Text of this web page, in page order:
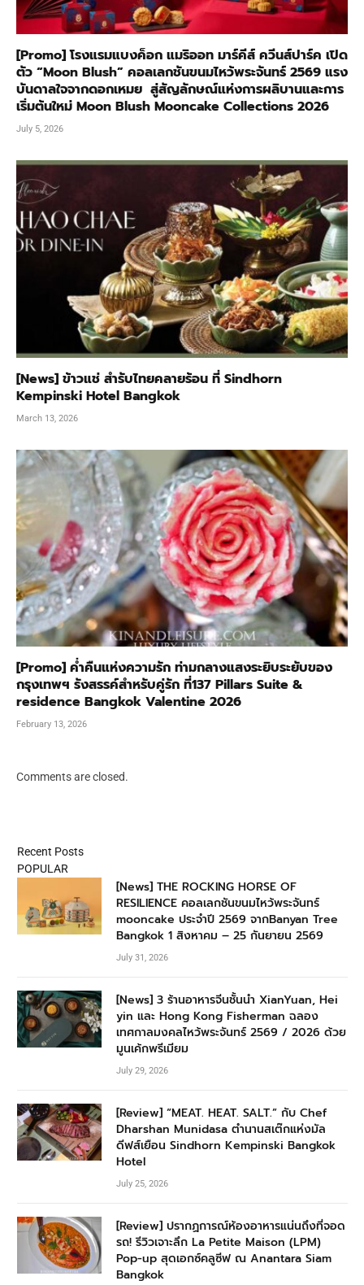
[Promo] โรงแรมแบงค็อก แมริออท มาร์คีส์ ควีนส์ปาร์ค เปิด
ตัว “Moon Blush” คอลเลกชันขนมไหว้พระจันทร์ 2569 แรง
บันดาลใจจากดอกเหมย สู่สัญลักษณ์แห่งการผลิบานและการ
เริ่มต้นใหม่ Moon Blush Mooncake Collections 2026
July 5, 2026
[News] ข้าวแช่ สำรับไทยคลายร้อน ที่ Sindhorn
Kempinski Hotel Bangkok
March 13, 2026
[Promo] ค่ำคืนแห่งความรัก ท่ามกลางแสงระยิบระยับของ
กรุงเทพฯ รังสรรค์สำหรับคู่รัก ที่137 Pillars Suite &
residence Bangkok Valentine 2026
February 13, 2026
Comments are closed.
Recent Posts
POPULAR
[News] THE ROCKING HORSE OF
RESILIENCE คอลเลกชันขนมไหว้พระจันทร์
mooncake ประจำปี 2569 จากBanyan Tree
Bangkok 1 สิงหาคม – 25 กันยายน 2569
July 31, 2026
[News] 3 ร้านอาหารจีนชั้นนำ XianYuan, Hei
yin และ Hong Kong Fisherman ฉลอง
เทศกาลมงคลไหว้พระจันทร์ 2569 / 2026 ด้วย
มูนเค้กพรีเมียม
July 29, 2026
[Review] “MEAT. HEAT. SALT.” กับ Chef
Dharshan Munidasa ตำนานสเต๊กแห่งมัล
ดีฟส์เยือน Sindhorn Kempinski Bangkok
Hotel
July 25, 2026
[Review] ปรากฏการณ์ห้องอาหารแน่นถึงที่จอด
รถ! รีวิวเจาะลึก La Petite Maison (LPM)
Pop-up สุดเอกซ์คลูซีฟ ณ Anantara Siam
Bangkok